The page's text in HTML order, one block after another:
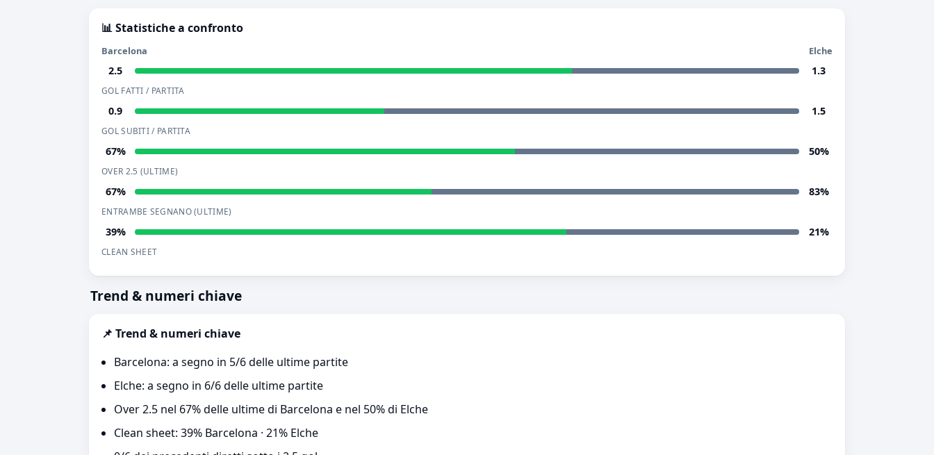
📊 Statistiche a confronto
Barcelona Elche
2.5 1.3
GOL FATTI / PARTITA
0.9 1.5
GOL SUBITI / PARTITA
67% 50%
OVER 2.5 (ULTIME)
67% 83%
ENTRAMBE SEGNANO (ULTIME)
39% 21%
CLEAN SHEET
Trend & numeri chiave
📌 Trend & numeri chiave
Barcelona: a segno in 5/6 delle ultime partite
Elche: a segno in 6/6 delle ultime partite
Over 2.5 nel 67% delle ultime di Barcelona e nel 50% di Elche
Clean sheet: 39% Barcelona · 21% Elche